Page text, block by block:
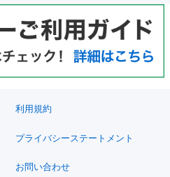
利用規約
プライバシーステートメント
お問い合わせ